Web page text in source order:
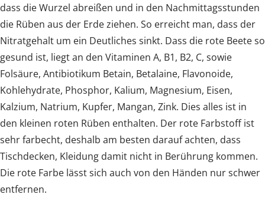
dass die Wurzel abreißen und in den Nachmittagsstunden
die Rüben aus der Erde ziehen. So erreicht man, dass der
Nitratgehalt um ein Deutliches sinkt. Dass die rote Beete so
gesund ist, liegt an den Vitaminen A, B1, B2, C, sowie
Folsäure, Antibiotikum Betain, Betalaine, Flavonoide,
Kohlehydrate, Phosphor, Kalium, Magnesium, Eisen,
Kalzium, Natrium, Kupfer, Mangan, Zink. Dies alles ist in
den kleinen roten Rüben enthalten. Der rote Farbstoff ist
sehr farbecht, deshalb am besten darauf achten, dass
Tischdecken, Kleidung damit nicht in Berührung kommen.
Die rote Farbe lässt sich auch von den Händen nur schwer
entfernen.